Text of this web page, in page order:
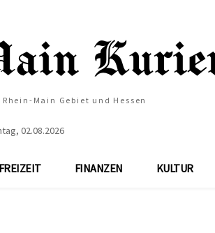
Main Gebiet und Hessen
02.08.2026
FREIZEIT FINANZEN KULTUR